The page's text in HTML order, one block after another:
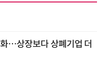
…상장보다 상폐기업 더